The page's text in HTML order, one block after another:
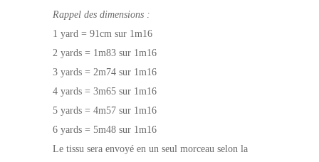
Rappel des dimensions :
1 yard = 91cm sur 1m16
2 yards = 1m83 sur 1m16
3 yards = 2m74 sur 1m16
4 yards = 3m65 sur 1m16
5 yards = 4m57 sur 1m16
6 yards = 5m48 sur 1m16
Le tissu sera envoyé en un seul morceau selon la